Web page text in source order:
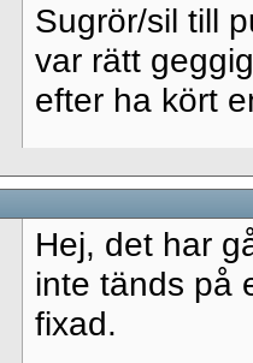
Sugrör/sil till
var rätt
efter ha kört
Hej, det har
inte tänds på
fixad.